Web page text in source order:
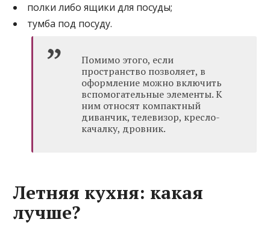
полки либо ящики для посуды;
тумба под посуду.
Помимо этого, если
пространство позволяет, в
оформление можно включить
вспомогательные элементы. К
ним относят компактный
диванчик, телевизор, кресло-
качалку, дровник.
Летняя кухня: какая
лучше?